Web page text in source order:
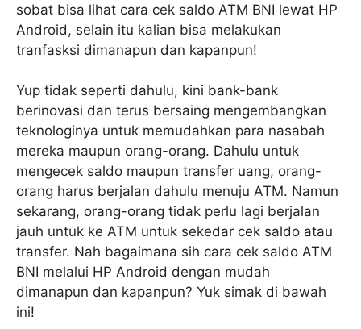
sobat bisa lihat cara cek saldo ATM BNI lewat HP
Android, selain itu kalian bisa melakukan
tranfasksi dimanapun dan kapanpun!
Yup tidak seperti dahulu, kini bank-bank
berinovasi dan terus bersaing mengembangkan
teknologinya untuk memudahkan para nasabah
mereka maupun orang-orang. Dahulu untuk
mengecek saldo maupun transfer uang, orang-
orang harus berjalan dahulu menuju ATM. Namun
sekarang, orang-orang tidak perlu lagi berjalan
jauh untuk ke ATM untuk sekedar cek saldo atau
transfer. Nah bagaimana sih cara cek saldo ATM
BNI melalui HP Android dengan mudah
dimanapun dan kapanpun? Yuk simak di bawah
ini!